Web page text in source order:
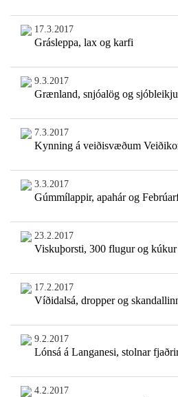
17.3.2017
Grásleppa, lax og karfi
9.3.2017
Grænland, snjóalög og
7.3.2017
Kynning á veiðisvæðum
3.3.2017
Gúmmílappir, apahár og
23.2.2017
Viskuþorsti, 300 flugur og
17.2.2017
Víðidalsá, dropper og
9.2.2017
Lónsá á Langanesi, stolnar
4.2.2017